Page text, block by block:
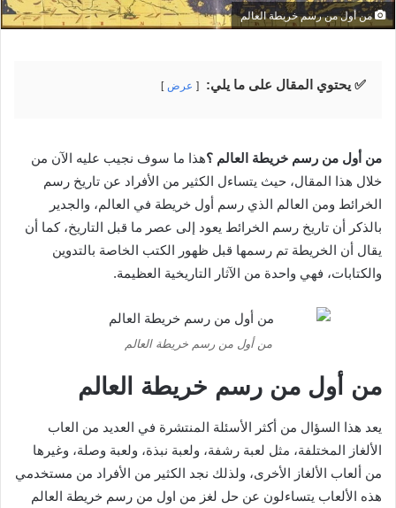
من أول من رسم خريطة العالم
✅ يحتوي المقال على ما يلي: عرض
من أول من رسم خريطة العالم ؟هذا ما سوف نجيب عليه الآن من
خلال هذا المقال، حيث يتساءل الكثير من الأفراد عن تاريخ رسم
الخرائط ومن العالم الذي رسم أول خريطة في العالم، والجدير
بالذكر أن تاريخ رسم الخرائط يعود إلى عصر ما قبل التاريخ، كما أن
يقال أن الخريطة تم رسمها قبل ظهور الكتب الخاصة بالتدوين
والكتابات، فهي واحدة من الآثار التاريخية العظيمة.
من أول من رسم خريطة العالم
من أول من رسم خريطة العالم
يعد هذا السؤال من أكثر الأسئلة المنتشرة في العديد من العاب
الألغاز المختلفة، مثل لعبة رشفة، ولعبة نبذة، ولعبة وصلة، وغيرها
من ألعاب الألغاز الأخرى، ولذلك نجد الكثير من الأفراد من مستخدمي
هذه الألعاب يتساءلون عن حل لغز من اول من رسم خريطة العالم